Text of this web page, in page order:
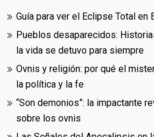
Guía para ver el Eclipse Total en
Pueblos desaparecidos:
la vida se detuvo para siempre
Ovnis y religión: por qué el
la política y la fe
“Son demonios”: la impactante
sobre los ovnis